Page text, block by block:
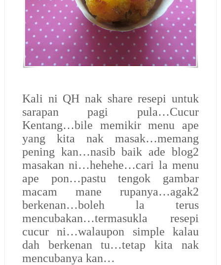
Kali ni QH nak share resepi untuk
sarapan pagi pula…Cucur
Kentang…bile memikir menu ape
yang kita nak masak…memang
pening kan…nasib baik ade blog2
masakan ni…hehehe…cari la menu
ape pon…pastu tengok gambar
macam mane rupanya…agak2
berkenan…boleh la terus
mencubakan…termasukla resepi
cucur ni…walaupon simple kalau
dah berkenan tu…tetap kita nak
mencubanya kan…